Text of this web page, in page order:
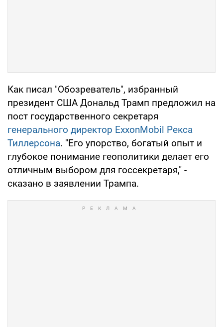
Как писал "Обозреватель", избранный
президент США Дональд Трамп предложил на
пост государственного секретаря
генерального директор ExxonMobil Рекса
Тиллерсона. "Его упорство, богатый опыт и
глубокое понимание геополитики делает его
отличным выбором для госсекретаря," -
сказано в заявлении Трампа.